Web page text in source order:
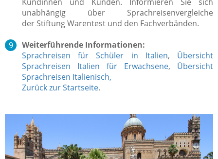
unabhängig über Sprachreisenvergleiche
der Stiftung Warentest und den Fachverbänden.
Weiterführende Informationen:
Sprachreisen für Schüler in Italien, Übersicht
Sprachreisen Italien für Erwachsene, Übersicht
Sprachreisen Italienisch,
Zurück zur Startseite.